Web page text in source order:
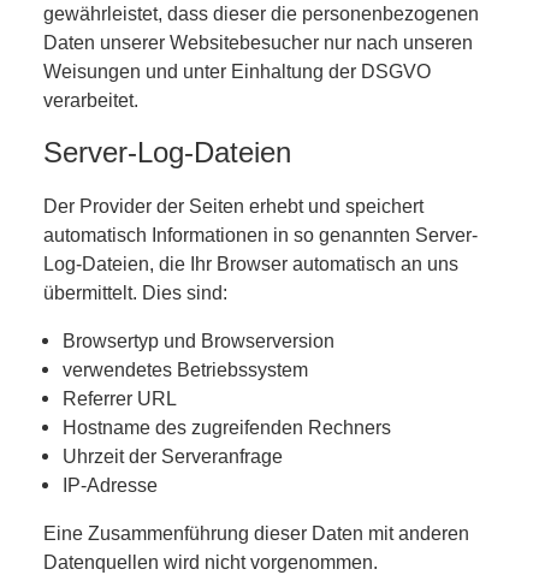
gewährleistet, dass dieser die personenbezogenen
Daten unserer Websitebesucher nur nach unseren
Weisungen und unter Einhaltung der DSGVO
verarbeitet.
Server-Log-Dateien
Der Provider der Seiten erhebt und speichert
automatisch Informationen in so genannten Server-
Log-Dateien, die Ihr Browser automatisch an uns
übermittelt. Dies sind:
Browsertyp und Browserversion
verwendetes Betriebssystem
Referrer URL
Hostname des zugreifenden Rechners
Uhrzeit der Serveranfrage
IP-Adresse
Eine Zusammenführung dieser Daten mit anderen
Datenquellen wird nicht vorgenommen.